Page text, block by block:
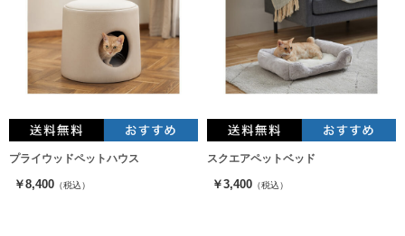
プライウッドペットハウス
￥8,400 （税込）
スクエアペットベッド
￥3,400 （税込）